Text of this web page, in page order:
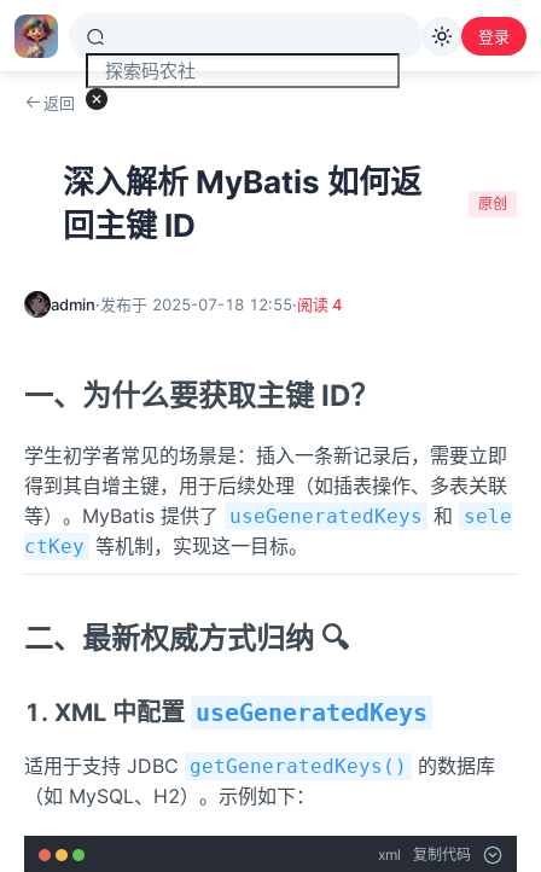
登录
返回
深入解析 MyBatis 如何返
回主键 ID
原创
admin·发布于 2025-07-18 12:55·阅读 4
一、为什么要获取主键 ID？
学生初学者常见的场景是：插入一条新记录后，需要立即
得到其自增主键，用于后续处理（如插表操作、多表关联
等）。MyBatis 提供了
useGeneratedKeys 和 sele
ctKey 等机制，实现这一目标。
二、最新权威方式归纳 🔍
1. XML 中配置 useGeneratedKeys
适用于支持 JDBC getGeneratedKeys()
的数据库
（如 MySQL、H2）。示例如下：
xml 复制代码